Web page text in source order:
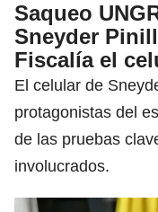
Saqueo
Sneyder
Fiscalía el
El celular de
protagonistas del
de las pruebas
involucrados.